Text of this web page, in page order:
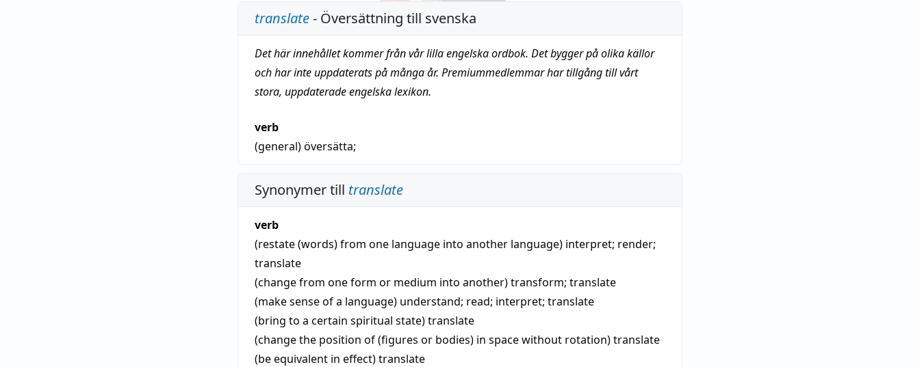
translate- Översättning till svenska
Det här innehållet kommer från vår lilla engelska ordbok. Det bygger på olika källor
och har inte uppdaterats på många år. Premiummedlemmar har tillgång till vårt
stora, uppdaterade engelska lexikon.
verb
(general)översätta;
Synonymer till translate
verb
(restate (words) from one language into another language) interpret; render;
translate
(change from one form or medium into another)transform; translate
(make sense of a language) understand; read; interpret; translate
(bring to a certain spiritual state)translate
(change the position of (figures or bodies) in space without rotation)translate
(be equivalent in effect)translate